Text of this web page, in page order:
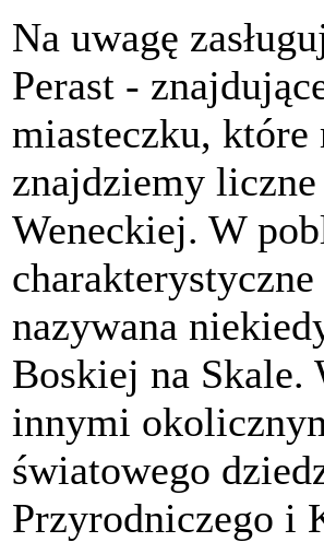
Na uwagę
Perast -
miasteczku,
znajdziemy
Weneckiej. W
nazywana
Boskiej na Skale.
innymi
światowego
Przyrodniczego i